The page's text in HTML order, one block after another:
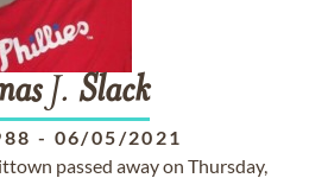
J. Slack
- 06/05/2021
passed away on Thursday,